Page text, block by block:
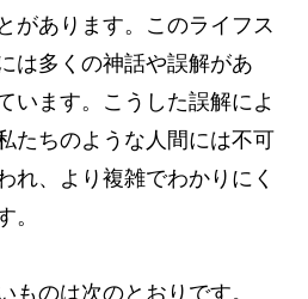
があります。このライフス
は多くの神話や誤解があ
います。こうした誤解によ
たちのような人間には不可
れ、より複雑でわかりにく
。
ものは次のとおりです。